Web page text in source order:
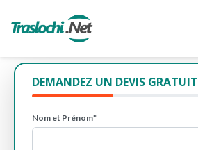
DEMANDEZ UN DEVIS GRATUIT
Nom et Prénom*